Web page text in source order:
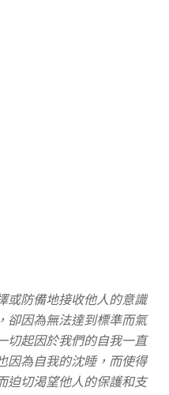
或防備地接收他人的意識
卻因為無法達到標準而氣
切起因於我們的自我一直
因為自我的沈睡，而使得
迫切渴望他人的保護和支